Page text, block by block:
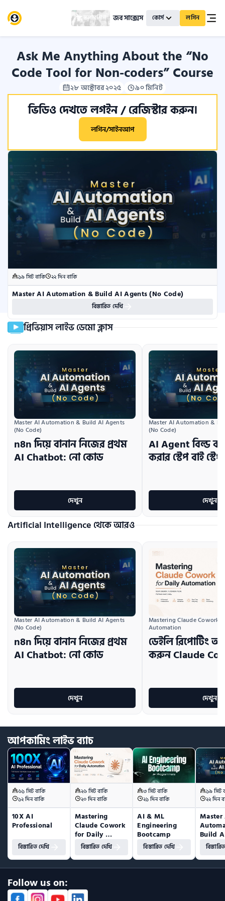
স্কলারশিপ জব সাক্সেস কোর্স লগিন
Ask Me Anything About the “No
Code Tool for Non-coders” Course
২৮ অক্টোবর ২০২৫ ৯০ মিনিট
ভিডিও দেখতে লগইন / রেজিস্টার করুন।
লগিন/সাইনআপ
১৯ সিট বাকি ২২ দিন বাকি
Master AI Automation & Build AI Agents (No Code)
বিস্তারিত দেখি
প্রিভিয়াস লাইভ ডেমো ক্লাস
Master AI Automation & Build AI Agents
(No Code)
n8n দিয়ে বানান নিজের প্রথম
AI Chatbot: নো কোড
দেখুন
Master AI Automation &
(No Code)
AI Agent বিল্ড
করার স্টেপ বাই
দেখুন
Artificial Intelligence থেকে আরও
Master AI Automation & Build AI Agents
(No Code)
n8n দিয়ে বানান নিজের প্রথম
AI Chatbot: নো কোড
দেখুন
Mastering Claude Cowork
Automation
ডেইলি রিপোর্টিং
করুন Claude
দেখুন
আপকামিংলাইভব্যাচ
৬১ সিট বাকি
১২ দিন বাকি
10X AI
Professional
বিস্তারিত দেখি
২৬ সিট বাকি
২০ দিন বাকি
Mastering
Claude Cowork
for Daily
Automation
বিস্তারিত দেখি
৩ সিট বাকি
২১ দিন বাকি
AI & ML
Engineering
Bootcamp
বিস্তারিত দেখি
১৯ সিট
২২ দিন
Master
Build
(No
Follow us on: